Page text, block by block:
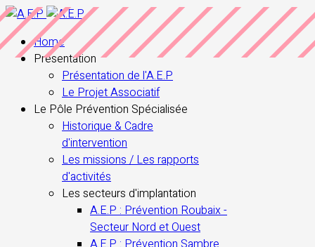
Home
Presentation
Présentation de l'A.E.P
Le Projet Associatif
Le Pôle Prévention Spécialisée
Historique & Cadre
d'intervention
Les missions / Les rapports
d'activités
Les secteurs d'implantation
A.E.P : Prévention Roubaix -
Secteur Nord et Ouest